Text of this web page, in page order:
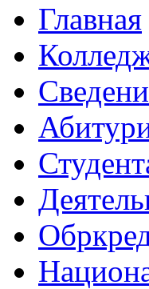
Главная